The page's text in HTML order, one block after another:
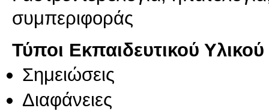
συμπεριφοράς
Τύποι Εκπαιδευτικού Υλικού
Σημειώσεις
Διαφάνειες